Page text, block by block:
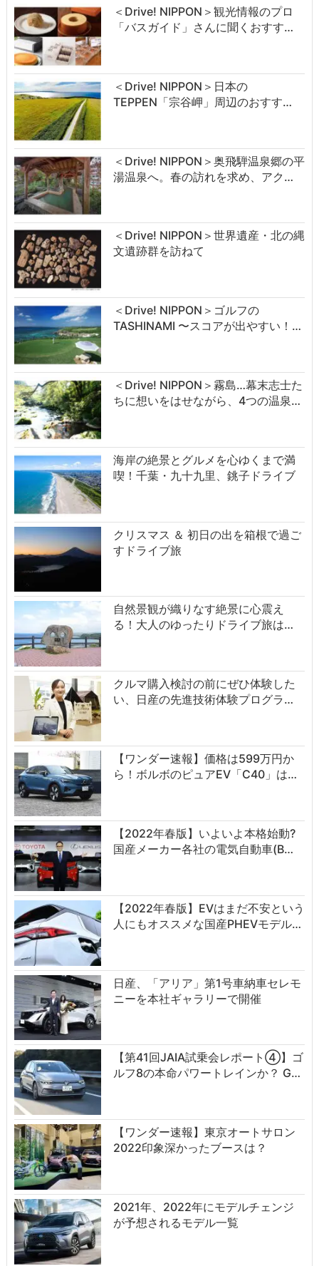
＜Drive! NIPPON＞観光情報のプロ
「バスガイド」さんに聞くおすす…
＜Drive! NIPPON＞日本の
TEPPEN「宗谷岬」周辺のおすす…
＜Drive! NIPPON＞奥飛騨温泉郷の平
湯温泉へ。春の訪れを求め、アク…
＜Drive! NIPPON＞世界遺産・北の縄
文遺跡群を訪ねて
＜Drive! NIPPON＞ゴルフの
TASHINAMI 〜スコアが出やすい！…
＜Drive! NIPPON＞霧島…幕末志士た
ちに想いをはせながら、4つの温泉…
海岸の絶景とグルメを心ゆくまで満
喫！千葉・九十九里、銚子ドライブ
クリスマス ＆ 初日の出を箱根で過ご
すドライブ旅
自然景観が織りなす絶景に心震え
る！大人のゆったりドライブ旅は…
クルマ購入検討の前にぜひ体験した
い、日産の先進技術体験プログラ…
【ワンダー速報】価格は599万円か
ら！ボルボのピュアEV「C40」は…
【2022年春版】いよいよ本格始動?
国産メーカー各社の電気自動車(B…
【2022年春版】EVはまだ不安という
人にもオススメな国産PHEVモデル…
日産、「アリア」第1号車納車セレモ
ニーを本社ギャラリーで開催
【第41回JAIA試乗会レポート④】ゴ
ルフ8の本命パワートレインか？ G…
【ワンダー速報】東京オートサロン
2022印象深かったブースは？
2021年、2022年にモデルチェンジ
が予想されるモデル一覧